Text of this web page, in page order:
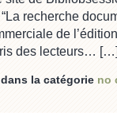
recherche
de
des lecteurs…
la catégorie no